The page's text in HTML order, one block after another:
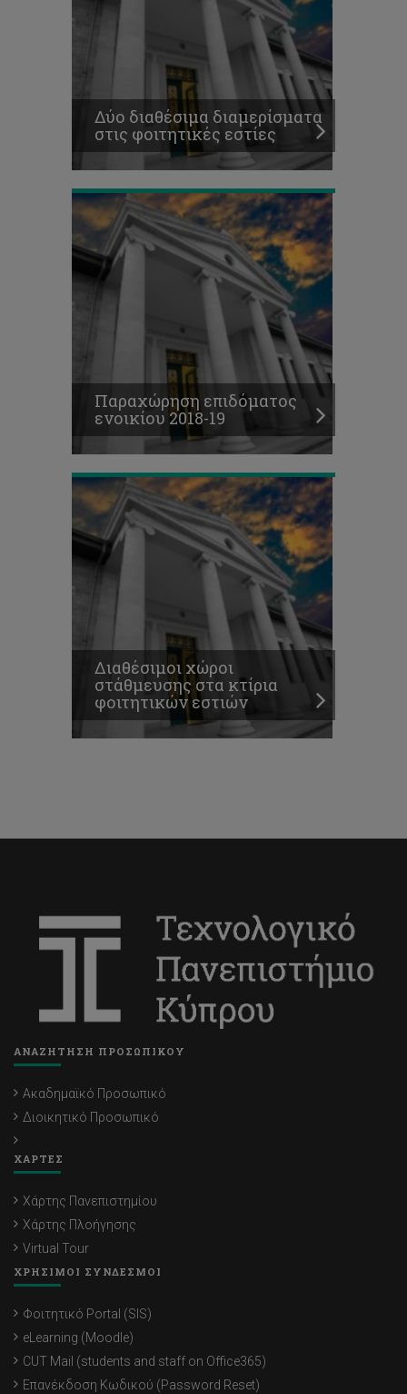
Δύο διαθέσιμα διαμερίσματα
στις φοιτητικές εστίες
Παραχώρηση
επιδόματος
ενοικίου
2018-
19
Παραχώρηση επιδόματος
ενοικίου 2018-19
Διαθέσιμοι
στάθμευσης
στα
κτίρια
φοιτητικών
εστιών
Διαθέσιμοι χώροι
στάθμευσης στα κτίρια
φοιτητικών εστιών
ΑΝΑΖΗΤΗΣΗ ΠΡΟΣΩΠΙΚΟΥ
Ακαδημαϊκό Προσωπικό
Διοικητικό Προσωπικό
ΧΑΡΤΕΣ
Χάρτης Πανεπιστημίου
Χάρτης Πλοήγησης
Virtual Tour
ΧΡΗΣΙΜΟΙ ΣΥΝΔΕΣΜΟΙ
Φοιτητικό Portal (SIS)
eLearning (Moodle)
CUT Mail (students and staff on Office365)
Επανέκδοση Κωδικού (Password Reset)